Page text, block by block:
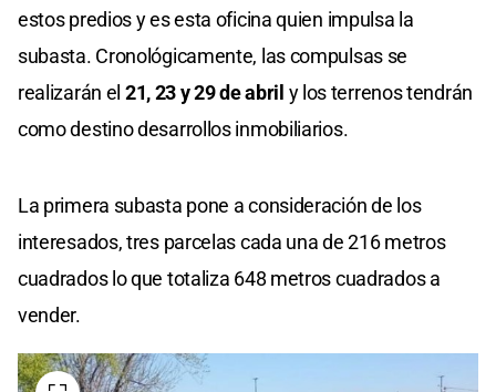
estos predios y es esta oficina quien impulsa la
subasta. Cronológicamente, las compulsas se
realizarán el 21, 23 y 29 de abril y los terrenos tendrán
como destino desarrollos inmobiliarios.
La primera subasta pone a consideración de los
interesados, tres parcelas cada una de 216 metros
cuadrados lo que totaliza 648 metros cuadrados a
vender.